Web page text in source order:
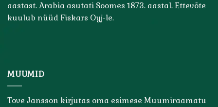
aastast. Arabia asutati Soomes 1873. aastal. Ettevõte
kuulub nüüd Fiskars Oyj-le.
MUUMID
Tove Jansson kirjutas oma esimese Muumiraamatu